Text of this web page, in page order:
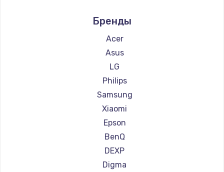
Ремонт проекторов Infocus
Ремонт проекторов Barco
Ремонт проекторов Xgimi
Ремонт проекторов JVC
Ремонт проекторов Casio
Ремонт проекторов Hiper
Ремонт проекторов HITACHI
Ремонт проекторов Panasonic
Ремонт проекторов Hisense
Бренды
Acer
Asus
LG
Philips
Samsung
Xiaomi
Epson
BenQ
DEXP
Digma